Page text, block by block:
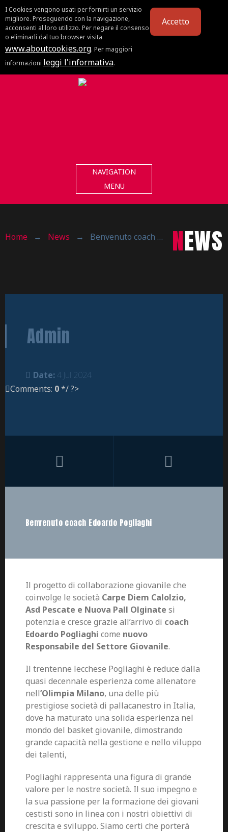
I Cookies vengono usati per fornirti un servizio
migliore. Proseguendo con la navigazione,
acconsenti al loro utilizzo. Per negare il consenso
o eliminarli dal tuo browser visita
www.aboutcookies.org. Per maggiori
informazioni leggi l'informativa.
Accetto
NAVIGATION
MENU
Home → News → Benvenuto coach Edoardo Pogliaghi NEWS
Admin
Date:4 Jul 2024
Comments: 0*/ ?>
Benvenuto coach Edoardo Pogliaghi
Il progetto di collaborazione giovanile che
coinvolge le società Carpe Diem Calolzio,
Asd Pescate e Nuova Pall Olginate si
potenzia e cresce grazie all’arrivo di coach
Edoardo Pogliaghi come nuovo
Responsabile del Settore Giovanile.
Il trentenne lecchese Pogliaghi è reduce dalla
quasi decennale esperienza come allenatore
nell’Olimpia Milano, una delle più
prestigiose società di pallacanestro in Italia,
dove ha maturato una solida esperienza nel
mondo del basket giovanile, dimostrando
grande capacità nella gestione e nello viluppo
dei talenti,
Pogliaghi rappresenta una figura di grande
valore per le nostre società. Il suo impegno e
la sua passione per la formazione dei giovani
cestisti sono in linea con i nostri obiettivi di
crescita e sviluppo. Siamo certi che porterà